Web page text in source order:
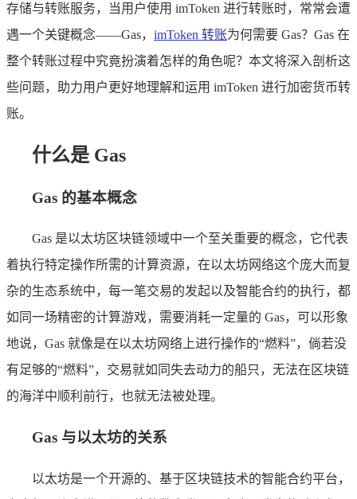
存储与转账服务，当用户使用 imToken 进行转账时，常常会遭
遇一个关键概念——Gas， imToken 转账为何需要 Gas？Gas 在
整个转账过程中究竟扮演着怎样的角色呢？本文将深入剖析这
些问题，助力用户更好地理解和运用 imToken 进行加密货币转
账。
什么是 Gas
Gas 的基本概念
Gas 是以太坊区块链领域中一个至关重要的概念，它代表
着执行特定操作所需的计算资源，在以太坊网络这个庞大而复
杂的生态系统中，每一笔交易的发起以及智能合约的执行，都
如同一场精密的计算游戏，需要消耗一定量的 Gas，可以形象
地说，Gas 就像是在以太坊网络上进行操作的“燃料”，倘若没
有足够的“燃料”，交易就如同失去动力的船只，无法在区块链
的海洋中顺利前行，也就无法被处理。
Gas 与以太坊的关系
以太坊是一个开源的、基于区块链技术的智能合约平台，